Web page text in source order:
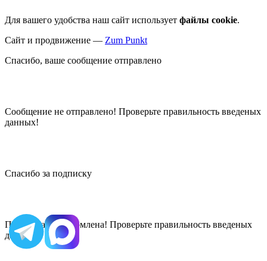
Для вашего удобства наш сайт использует файлы cookie.
Сайт и продвижение — Zum Punkt
Спасибо, ваше сообщение отправлено
Сообщение не отправлено! Проверьте правильность введеных
данных!
Спасибо за подписку
Подписка не оформлена! Проверьте правильность введеных
данных!